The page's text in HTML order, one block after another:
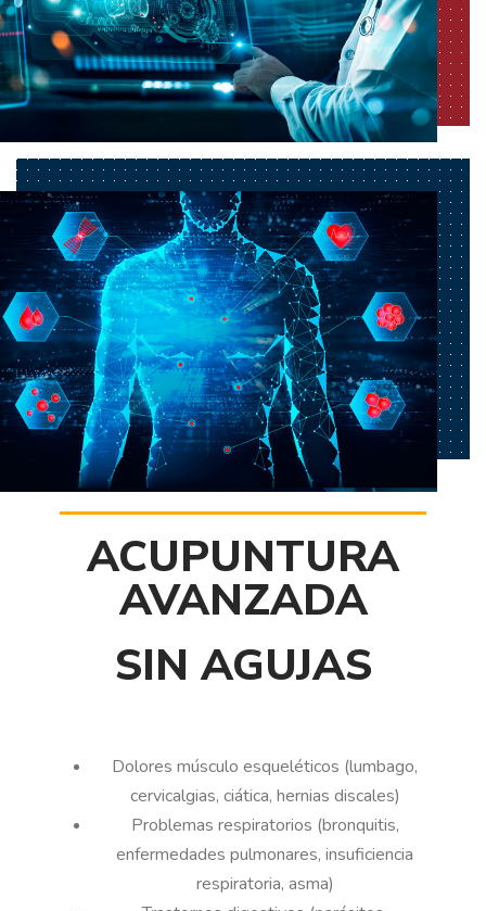
ACUPUNTURA
AVANZADA
SIN AGUJAS
Dolores músculo esqueléticos (lumbago,
cervicalgias, ciática, hernias discales)
Problemas respiratorios (bronquitis,
enfermedades pulmonares, insuficiencia
respiratoria, asma)